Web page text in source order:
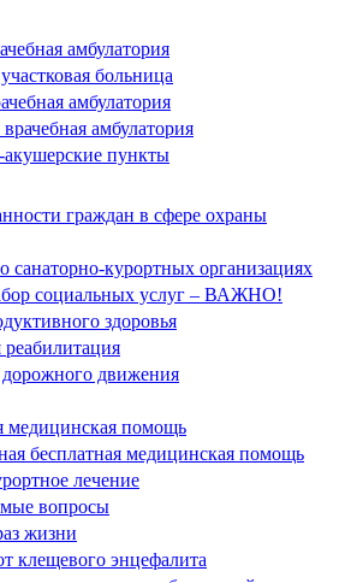
амбулатория
больница
амбулатория
амбулатория
пункты
граждан в сфере охраны
санаторно-курортных организациях
социальных услуг – ВАЖНО!
здоровья
дорожного движения
медицинская помощь
бесплатная медицинская помощь
лечение
вопросы
жизни
клещевого энцефалита